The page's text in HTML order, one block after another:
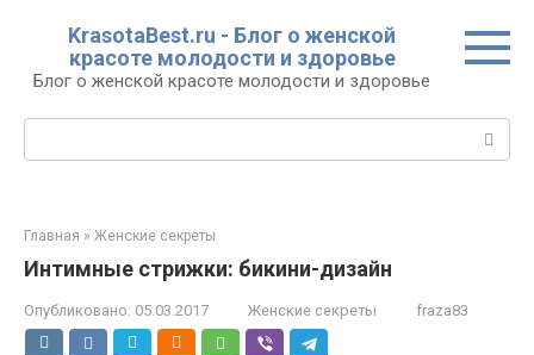
контенту
KrasotaBest.ru - Блог о женской
красоте молодости и здоровье
Блог о женской красоте молодости и здоровье
Главная » Женские секреты
Интимные стрижки: бикини-дизайн
Опубликовано: 05.03.2017 Женские секреты fraza83